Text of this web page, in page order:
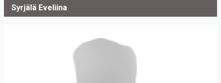
Syrjälä Eveliina